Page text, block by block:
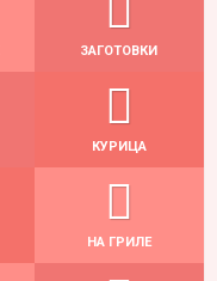
ЗАГОТОВКИ
КУРИЦА
НА ГРИЛЕ